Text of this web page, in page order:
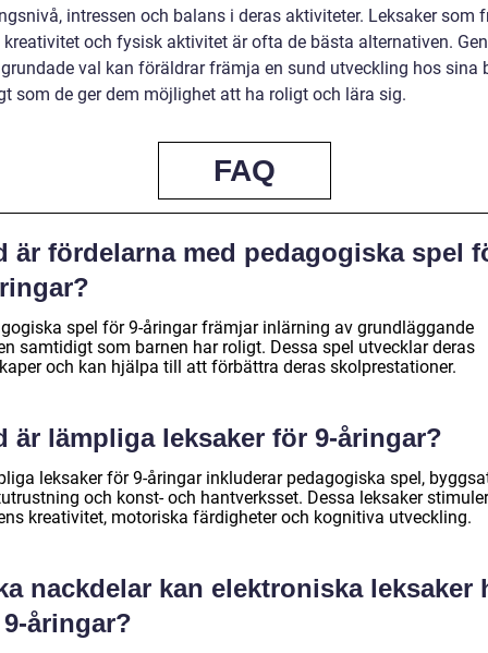
intressen och balans i deras aktiviteter. Leksaker som
kreativitet och fysisk aktivitet är ofta de bästa alternativen.
val kan föräldrar främja en sund utveckling hos sina
som de ger dem möjlighet att ha roligt och lära sig.
FAQ
är fördelarna med pedagogiska spel
spel för 9-åringar främjar inlärning av grundläggande
samtidigt som barnen har roligt. Dessa spel utvecklar deras
och kan hjälpa till att förbättra deras skolprestationer.
är lämpliga leksaker för 9-åringar?
leksaker för 9-åringar inkluderar pedagogiska spel,
och konst- och hantverksset. Dessa leksaker
kreativitet, motoriska färdigheter och kognitiva utveckling.
nackdelar kan elektroniska leksaker
åringar?